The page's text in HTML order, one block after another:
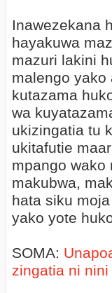
Inawezekana
hayakuwa
mazuri lakini
malengo yako
kutazama
wa
ukizingatia tu
ukitafutie
mpango wako
makubwa,
hata siku
yako yote
SOMA:
zingatia ni